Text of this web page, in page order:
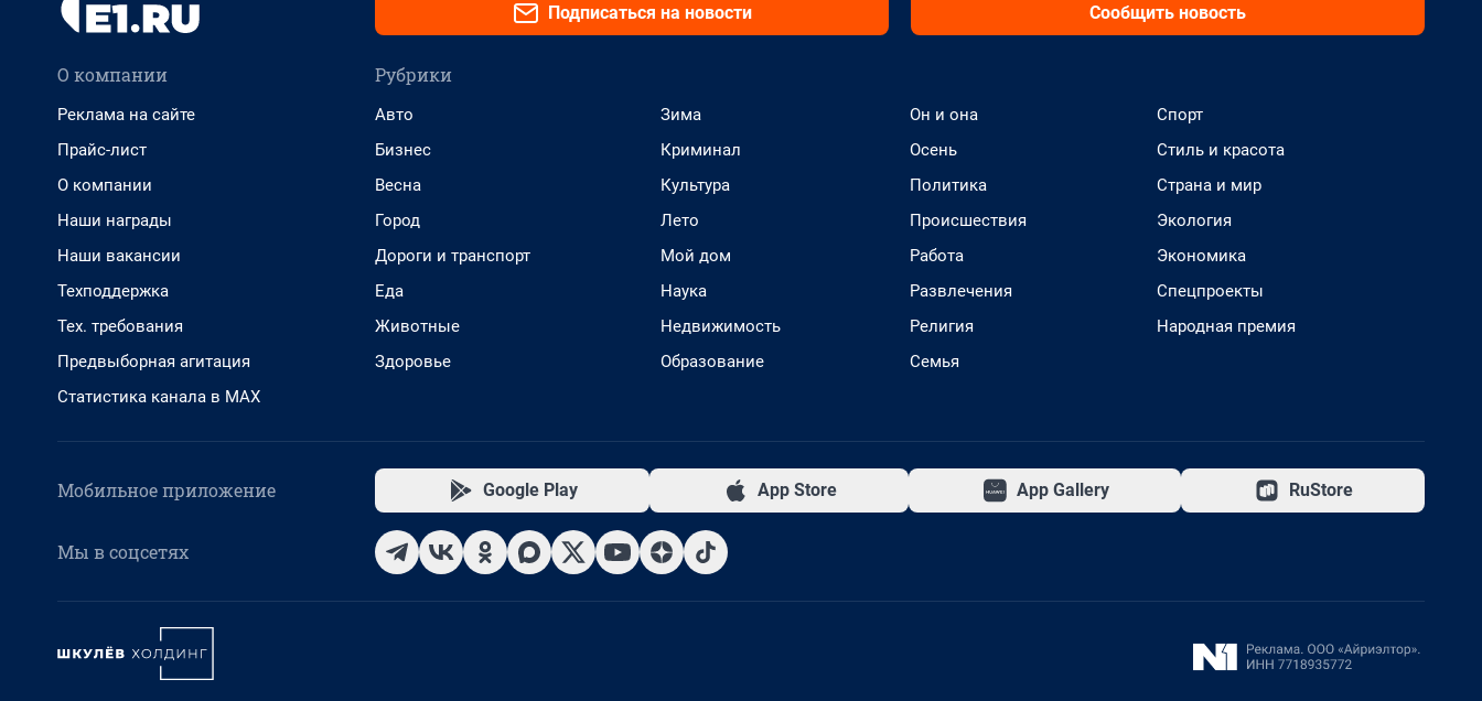
Подписаться на новости Сообщить новость
О компании
Реклама на сайте
Прайс-лист
О компании
Наши награды
Наши вакансии
Техподдержка
Тех. требования
Предвыборная агитация
Статистика канала в MAX
Рубрики
Авто
Бизнес
Весна
Город
Дороги и транспорт
Еда
Животные
Здоровье
Зима
Криминал
Культура
Лето
Мой дом
Наука
Недвижимость
Образование
Он и она
Осень
Политика
Происшествия
Работа
Развлечения
Религия
Семья
Спорт
Стиль и красота
Страна и мир
Экология
Экономика
Спецпроекты
Народная премия
Мобильное приложение Google Play App Store App Gallery RuStore
Мы в соцсетях